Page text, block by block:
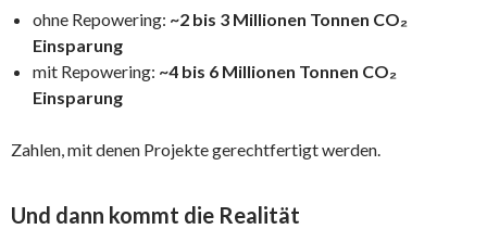
ohne Repowering: ~2 bis 3 Millionen Tonnen CO₂
Einsparung
mit Repowering: ~4 bis 6 Millionen Tonnen CO₂
Einsparung
Zahlen, mit denen Projekte gerechtfertigt werden.
Und dann kommt die Realität